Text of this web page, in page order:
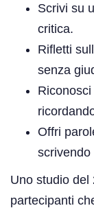
Scrivi su
critica.
Rifletti
senza
Riconosci
Offri
scrivendo
Uno studio del
partecipanti